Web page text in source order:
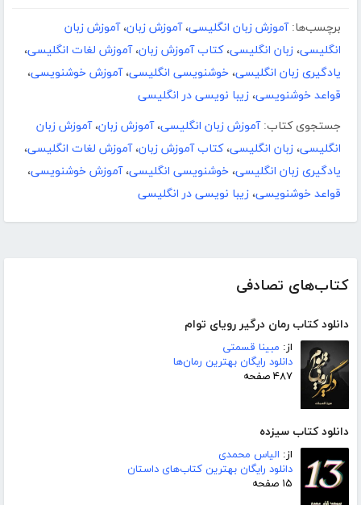
کتاب‌های تصادفی
دانلود کتاب رمان درگیر رویای توام
از: مبینا قسمتی
دانلود رایگان بهترین رمان‌ها
۴۸۷ صفحه
دانلود کتاب سیزده
از: الیاس محمدی
دانلود رایگان بهترین کتاب‌های داستان
۱۵ صفحه
برچسب‌ها: آموزش زبان انگلیسی،آموزش زبان،آموزش زبان
انگلیسی، زبان انگلیسی،کتاب آموزش زبان،آموزش لغات انگلیسی،
یادگیری زبان انگلیسی، خوشنویسی انگلیسی،آموزش خوشنویسی،
قواعد خوشنویسی، زیبا نویسی در انگلیسی
جستجوی کتاب: آموزش زبان انگلیسی،آموزش زبان،آموزش زبان
انگلیسی، زبان انگلیسی،کتاب آموزش زبان،آموزش لغات انگلیسی،
یادگیری زبان انگلیسی، خوشنویسی انگلیسی،آموزش خوشنویسی،
قواعد خوشنویسی، زیبا نویسی در انگلیسی